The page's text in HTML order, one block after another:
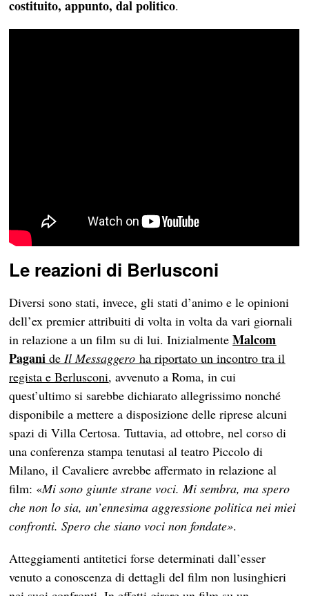
costituito, appunto, dal politico.
Le reazioni di Berlusconi
Diversi sono stati, invece, gli stati d’animo e le opinioni
dell’ex premier attribuiti di volta in volta da vari giornali
in relazione a un film su di lui. InizialmenteMalcom
Pagani deIl Messaggero ha riportato un incontro tra il
regista e Berlusconi, avvenuto a Roma, in cui
quest’ultimo si sarebbe dichiarato allegrissimo nonché
disponibile a mettere a disposizione delle riprese alcuni
spazi di Villa Certosa. Tuttavia, ad ottobre, nel corso di
una conferenza stampa tenutasi al teatro Piccolo di
Milano, il Cavaliere avrebbe affermato in relazione al
film: «Mi sono giunte strane voci. Mi sembra, ma spero
che non lo sia, un’ennesima aggressione politica nei miei
confronti. Spero che siano voci non fondate».
Atteggiamenti antitetici forse determinati dall’esser
venuto a conoscenza di dettagli del film non lusinghieri